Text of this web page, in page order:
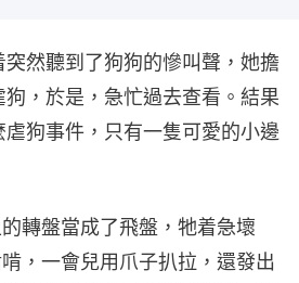
然聽到了狗狗的慘叫聲，她擔
，於是，急忙過去查看。結果
狗事件，只有一隻可愛的小邊
轉盤當成了飛盤，牠着急壞
，一會兒用爪子扒拉，還發出